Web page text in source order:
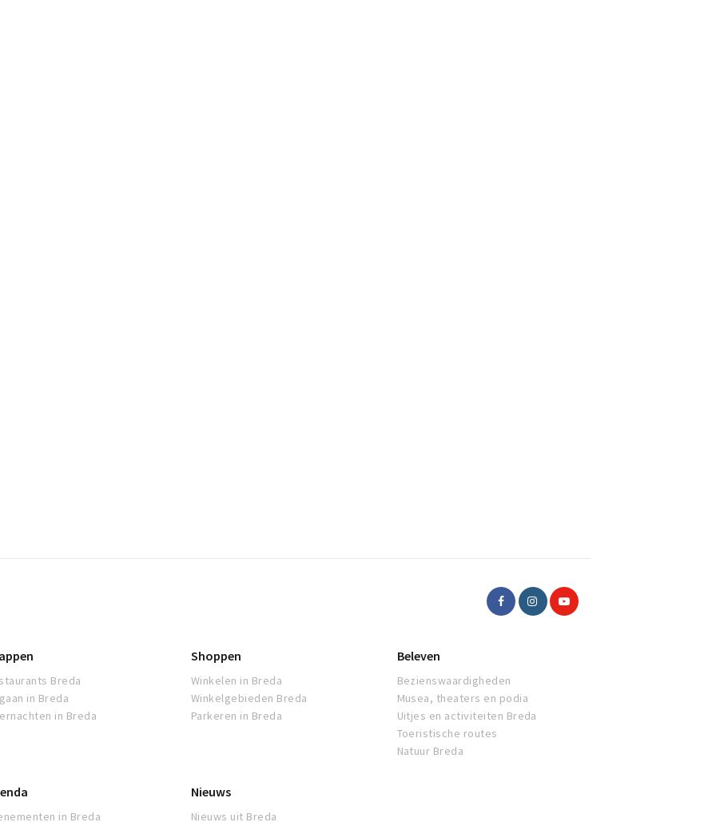
Breda
in Breda
in Breda
Shoppen
Winkelen in Breda
Winkelgebieden Breda
Parkeren in Breda
Beleven
Bezienswaardigheden
Musea, theaters en podia
Uitjes en activiteiten Breda
Toeristische routes
Natuur Breda
in Breda
Nieuws
Nieuws uit Breda